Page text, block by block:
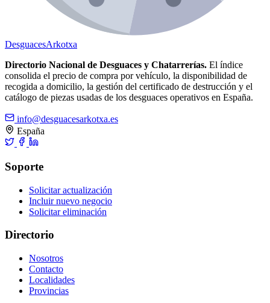
DesguacesArkotxa
Directorio Nacional de Desguaces y Chatarrerías. El índice
consolida el precio de compra por vehículo, la disponibilidad de
recogida a domicilio, la gestión del certificado de destrucción y el
catálogo de piezas usadas de los desguaces operativos en España.
info@desguacesarkotxa.es
España
Soporte
Solicitar actualización
Incluir nuevo negocio
Solicitar eliminación
Directorio
Nosotros
Contacto
Localidades
Provincias